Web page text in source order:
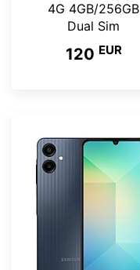
4G 4GB/256GB
Dual Sim
120 EUR